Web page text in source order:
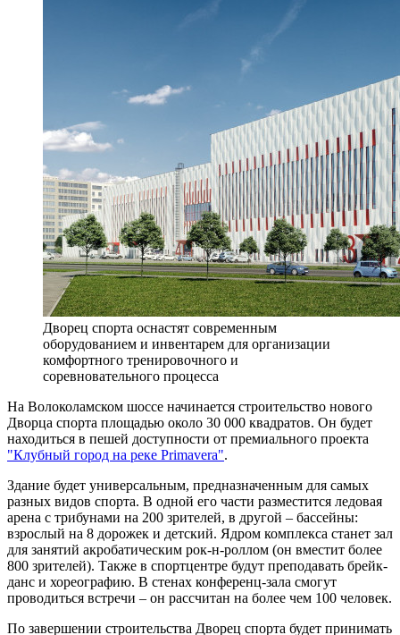
Дворец спорта оснастят современным
оборудованием и инвентарем для организации
комфортного тренировочного и
соревновательного процесса
На Волоколамском шоссе начинается строительство нового
Дворца спорта площадью около 30 000 квадратов. Он будет
находиться в пешей доступности от премиального проекта
"Клубный город на реке Primavera".
Здание будет универсальным, предназначенным для самых
разных видов спорта. В одной его части разместится ледовая
арена с трибунами на 200 зрителей, в другой – бассейны:
взрослый на 8 дорожек и детский. Ядром комплекса станет зал
для занятий акробатическим рок-н-роллом (он вместит более
800 зрителей). Также в спортцентре будут преподавать брейк-
данс и хореографию. В стенах конференц-зала смогут
проводиться встречи – он рассчитан на более чем 100 человек.
По завершении строительства Дворец спорта будет принимать